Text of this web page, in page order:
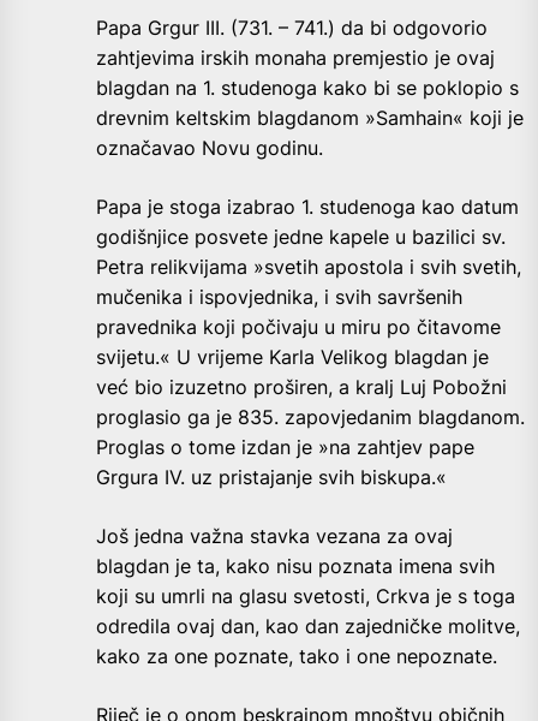
Papa Grgur III. (731. – 741.) da bi odgovorio
zahtjevima irskih monaha premjestio je ovaj
blagdan na 1. studenoga kako bi se poklopio s
drevnim keltskim blagdanom »Samhain« koji je
označavao Novu godinu.
Papa je stoga izabrao 1. studenoga kao datum
godišnjice posvete jedne kapele u bazilici sv.
Petra relikvijama »svetih apostola i svih svetih,
mučenika i ispovjednika, i svih savršenih
pravednika koji počivaju u miru po čitavome
svijetu.« U vrijeme Karla Velikog blagdan je
već bio izuzetno proširen, a kralj Luj Pobožni
proglasio ga je 835. zapovjedanim blagdanom.
Proglas o tome izdan je »na zahtjev pape
Grgura IV. uz pristajanje svih biskupa.«
Još jedna važna stavka vezana za ovaj
blagdan je ta, kako nisu poznata imena svih
koji su umrli na glasu svetosti, Crkva je s toga
odredila ovaj dan, kao dan zajedničke molitve,
kako za one poznate, tako i one nepoznate.
Riječ je o onom beskrajnom mnoštvu običnih